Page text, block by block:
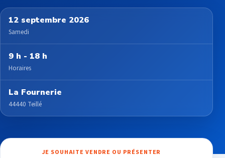
12 septembre 2026
Samedi
9 h - 18 h
Horaires
La Fournerie
44440 Teillé
JE SOUHAITE VENDRE OU PRÉSENTER